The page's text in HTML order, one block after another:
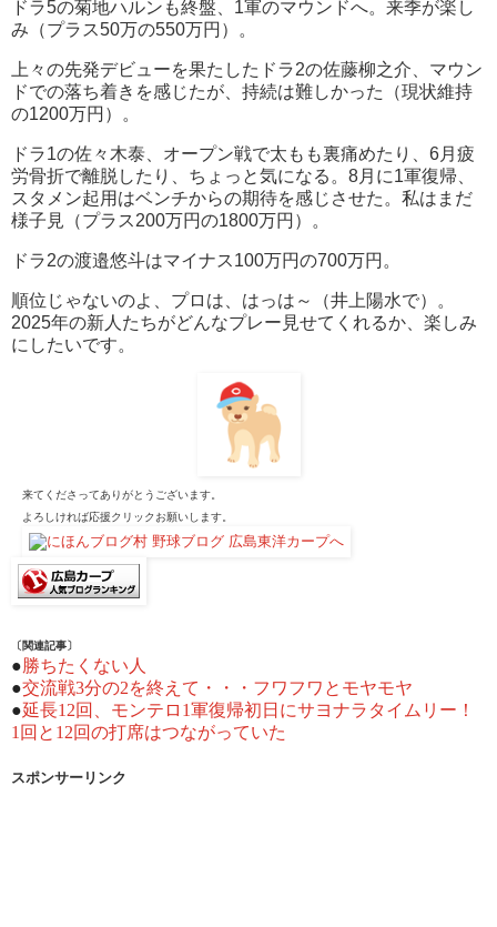
ドラ5の菊地ハルンも終盤、1軍のマウンドへ。来季が楽し
み（プラス50万の550万円）。
上々の先発デビューを果たしたドラ2の佐藤柳之介、マウン
ドでの落ち着きを感じたが、持続は難しかった（現状維持
の1200万円）。
ドラ1の佐々木泰、オープン戦で太もも裏痛めたり、6月疲
労骨折で離脱したり、ちょっと気になる。8月に1軍復帰、
スタメン起用はベンチからの期待を感じさせた。私はまだ
様子見（プラス200万円の1800万円）。
ドラ2の渡邉悠斗はマイナス100万円の700万円。
順位じゃないのよ、プロは、はっは～（井上陽水で）。
2025年の新人たちがどんなプレー見せてくれるか、楽しみ
にしたいです。
来てくださってありがとうございます。
よろしければ応援クリックお願いします。
〔関連記事〕
●勝ちたくない人
●交流戦3分の2を終えて・・・フワフワとモヤモヤ
●延長12回、モンテロ1軍復帰初日にサヨナラタイムリー！
1回と12回の打席はつながっていた
スポンサーリンク